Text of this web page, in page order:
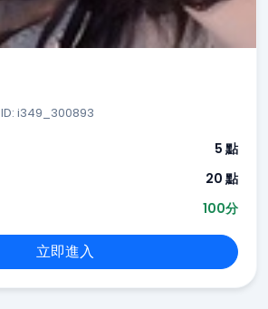
ID: i349_300893
5 點
20 點
100分
立即進入